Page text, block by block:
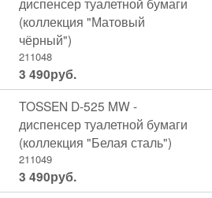
(коллекция "Матовый
чёрный")
211048
3 490руб.
TOSSEN D-525 MW -
диспенсер туалетной бумаги
(коллекция "Белая сталь")
211049
3 490руб.